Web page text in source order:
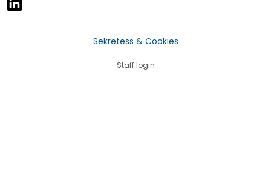
Sekretess & Cookies
Staff login